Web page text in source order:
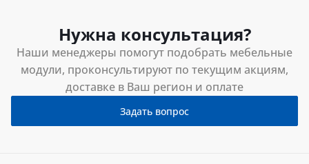
Нужна консультация?
Наши менеджеры помогут подобрать мебельные
модули, проконсультируют по текущим акциям,
доставке в Ваш регион и оплате
Задать вопрос